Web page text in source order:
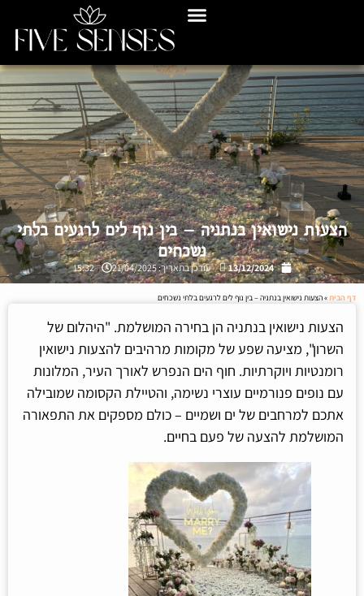
הצעות נישואין בנתניה – בין נוף לים לרגעים בלתי
נשכחים
13/12/2024 עודכן בתאריך: 21/04/2025 15:32
דף הבית»הצעות נישואין בנתניה – בין נוף לים לרגעים בלתי נשכחים
הצעות נישואין בנתניה הן בחירה המושלמת. "היהלום של
השרון", מציעה שפע של מקומות מרהיבים להצעות נישואין
רומנטיות ויוקרתיות. חוף הים הנפרש לאורך העיר, המלונות
עם נופים פנורמיים עוצרי נשימה, והטיילת הקסומה שמובילה
אתכם למרחבים של ים ושמיים – כולם מספקים את התפאורה
המושלמת להצעה של פעם בחיים.